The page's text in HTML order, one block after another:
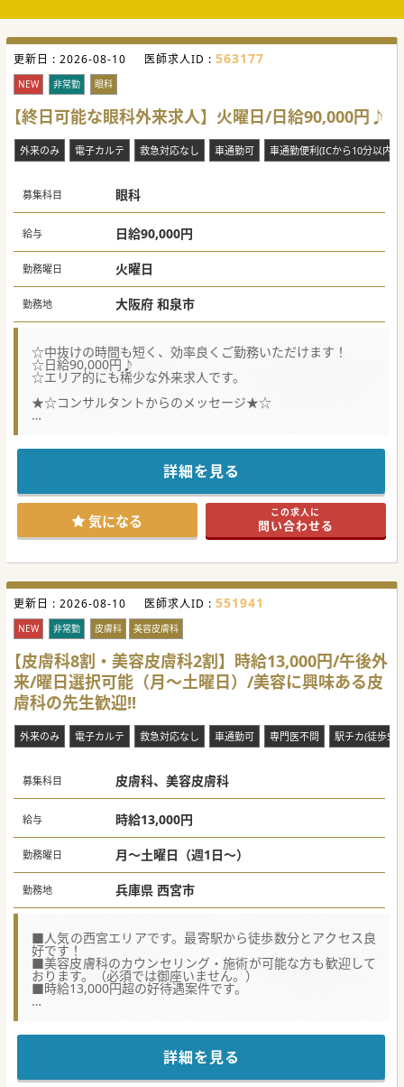
更新日 : 2026-08-10 医師求人ID : 563177
NEW 非常勤 眼科
【終日可能な眼科外来求人】火曜日/日給90,000円♪
外来のみ 電子カルテ 救急対応なし 車通勤可 車通勤便利(ICから10分以内)
募集科目 眼科
給与 日給90,000円
勤務曜日 火曜日
勤務地 大阪府 和泉市
☆中抜けの時間も短く、効率良くご勤務いただけます！
☆日給90,000円♪
☆エリア的にも稀少な外来求人です。
★☆コンサルタントからのメッセージ★☆
詳細を見る
気になる この求人に
問い合わせる
更新日 : 2026-08-10 医師求人ID : 551941
NEW 非常勤 皮膚科 美容皮膚科
【皮膚科8割・美容皮膚科2割】時給13,000円/午後外
来/曜日選択可能（月～土曜日）/美容に興味ある皮
膚科の先生歓迎!!
外来のみ 電子カルテ 救急対応なし 車通勤可 専門医不問 駅チカ(徒歩5
募集科目 皮膚科、美容皮膚科
給与 時給13,000円
勤務曜日 月～土曜日（週1日～）
勤務地 兵庫県 西宮市
■人気の西宮エリアです。最寄駅から徒歩数分とアクセス良
好です！
■美容皮膚科のカウンセリング・施術が可能な方も歓迎して
おります。（必須では御座いません。）
■時給13,000円超の好待遇案件です。
能です。
交通費は別途支給されます。お車でも公共交通機関でも一律
終日のご勤務も可能ですので、是非お問い合わせください。
詳細を見る